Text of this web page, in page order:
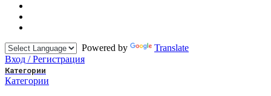
Powered by
Translate
Вход / Регистрация
Категории
Категории